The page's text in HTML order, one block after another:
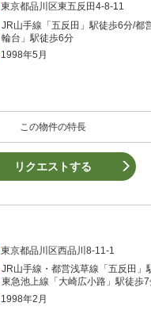
この物件の特長
東京都品川区東五反田4-8-11
JR山手線「五反田」駅徒歩6分/都
輪台」駅徒歩6分
1998年5月
リクエストする
東京都品川区西品川8-11-1
JR山手線・都営浅草線「五反田」
東急池上線「大崎広小路」駅徒歩
1998年2月